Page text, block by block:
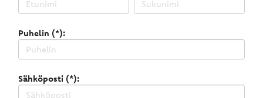
Puhelin (*):
Sähköposti (*):